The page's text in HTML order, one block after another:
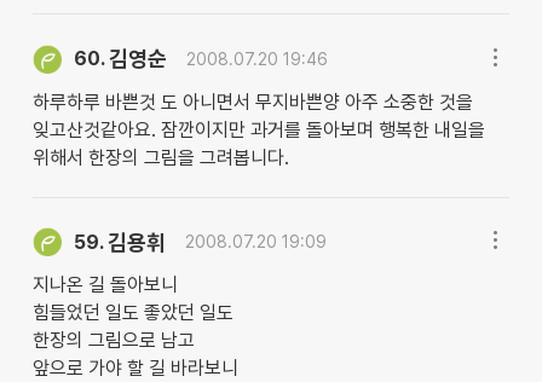
60.김영순 2008.07.20 19:46
하루하루 바쁜것 도 아니면서 무지바쁜양 아주 소중한 것을
잊고산것같아요. 잠깐이지만 과거를 돌아보며 행복한 내일을
위해서 한장의 그림을 그려봅니다.
59.김용휘 2008.07.20 19:09
지나온 길 돌아보니
힘들었던 일도 좋았던 일도
한장의 그림으로 남고
앞으로 가야 할 길 바라보니